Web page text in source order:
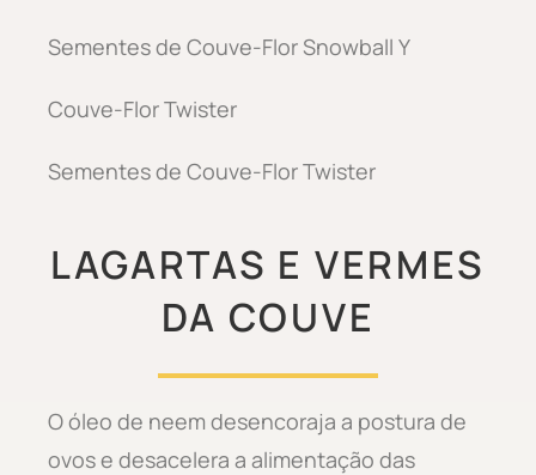
Sementes de Couve-Flor Snowball Y
Couve-Flor Twister
Sementes de Couve-Flor Twister
LAGARTAS E VERMES
DA COUVE
O óleo de neem desencoraja a postura de
ovos e desacelera a alimentação das